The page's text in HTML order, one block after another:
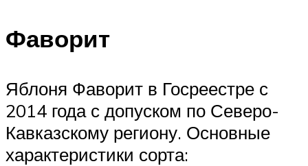
Фаворит
Яблоня Фаворит в Госреестре с
2014 года с допуском по Северо-
Кавказскому региону. Основные
характеристики сорта: